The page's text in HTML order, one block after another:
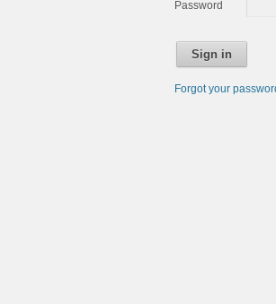
Password
Sign in
Forgot your